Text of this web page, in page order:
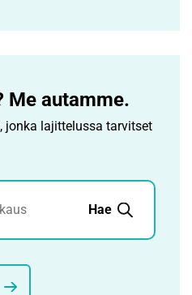
Me autamme.
jonka lajittelussa tarvitset
Hae